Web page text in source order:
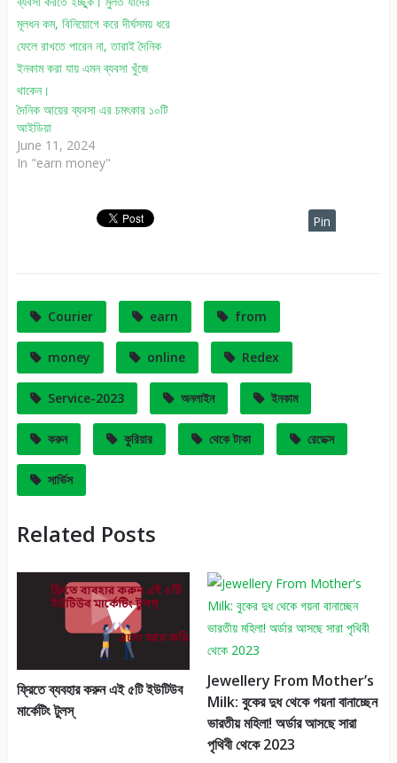
দৈনিক আয়ের ব্যবসা এর চমৎকার ১০টি
আইডিয়া
June 11, 2024
In "earn money"
Pin
Courier earn from
money online Redex
Service-2023 অনলাইন ইনকাম
করুন কুরিয়ার থেকে টাকা রেডেক্স
সার্ভিস
Related Posts
ফ্রিতে ব্যবহার করুন এই ৫টি ইউটিউব
মার্কেটিং টুলস্
Jewellery From Mother’s
Milk: বুকের দুধ থেকে গয়না বানাচ্ছেন
ভারতীয় মহিলা! অর্ডার আসছে সারা
পৃথিবী থেকে 2023